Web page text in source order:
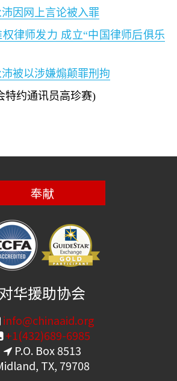
因网上言论被入罪
律师发力 成立“中国律师后俱乐
被以涉嫌煽颠罪刑拘
特约通讯员高珍赛)
奉献
对华援助协会
info@chinaaid.org
+1(432)689-6985
P.O. Box 8513
TX, 79708